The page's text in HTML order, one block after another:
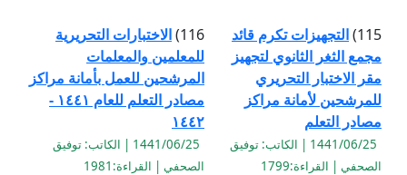
115) التجهيزات تكرم قائد
مجمع الثغر الثانوي لتجهيز
مقر الاختبار التحريري
للمرشحين لأمانة مراكز
مصادر التعلم
1441/06/25 | الكاتب: توفيق
الصحفي | القراءة:1799
116) الاختبارات التحريرية
للمعلمين والمعلمات
المرشحين للعمل بأمانة مراكز
مصادر التعلم للعام ١٤٤١ -
١٤٤٢
1441/06/25 | الكاتب: توفيق
الصحفي | القراءة:1981